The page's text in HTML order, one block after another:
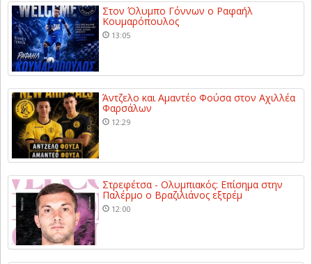
Στον Όλυμπο Γόννων ο Ραφαήλ
Κουμαρόπουλος
13:05
Άντζελο και Αμαντέο Φούσα στον Αχιλλέα
Φαρσάλων
12:29
Στρεφέτσα - Ολυμπιακός: Επίσημα στην
Παλέρμο ο Βραζιλιάνος εξτρέμ
12:00